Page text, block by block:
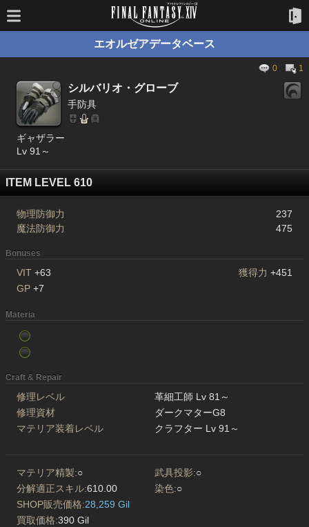
エオルゼアデータベース
0 1
シルバリオ・グローブ
手防具
ギャザラー
Lv 91～
ITEM LEVEL 610
物理防御力
237
魔法防御力
475
Bonuses
VIT +63 獲得力 +451
GP +7
Materia
Craft & Repair
修理レベル
革細工師 Lv 81～
修理資材
ダークマターG8
マテリア装着レベル
クラフター Lv 91～
マテリア精製:○ 武具投影:○
分解適正スキル:610.00 染色:○
SHOP販売価格:28,259 Gil
買取価格:390 Gil